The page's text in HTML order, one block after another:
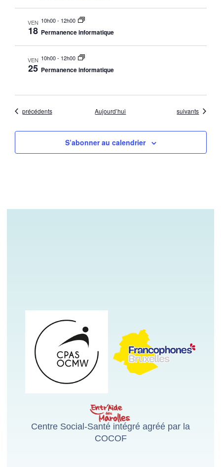
VEN
18
10h00- 12h00
Permanence informatique
VEN
25
10h00- 12h00
Permanence informatique
Évènements
précédents Aujourd’hui Évènements
suivants
S’abonner au calendrier
Centre Social-Santé intégré agréé par la
COCOF